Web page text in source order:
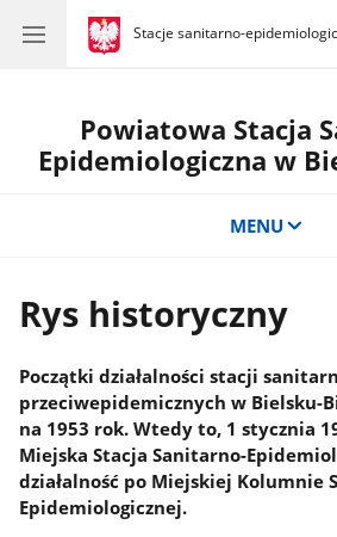
gov.pl
Stacje sanitarno-
gov.pl
Stacje
Powiatowa Stacja
Epidemiologiczna w
MENU
Rys historyczny
Początki działalności stacji
przeciwepidemicznych w Bielsku-
na 1953 rok. Wtedy to, 1 stycznia
Miejska Stacja Sanitarno-
działalność po Miejskiej Kolumnie
Epidemiologicznej.